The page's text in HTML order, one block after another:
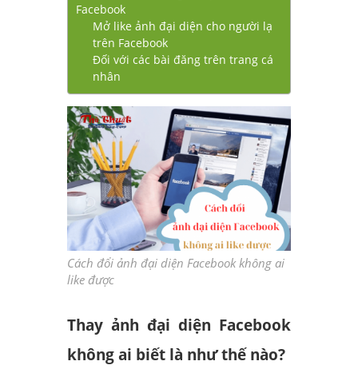
Facebook
Mở like ảnh đại diện cho người lạ
trên Facebook
Đối với các bài đăng trên trang cá
nhân
Cách đổi ảnh đại diện Facebook không ai
like được
Thay ảnh đại diện Facebook
không ai biết là như thế nào?